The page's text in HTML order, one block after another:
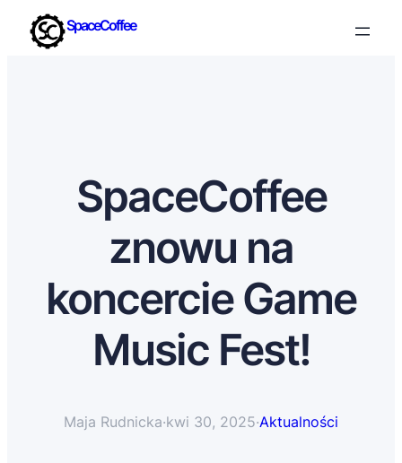
SpaceCoffee
SpaceCoffee
znowu na
koncercie Game
Music Fest!
Maja Rudnicka·kwi 30, 2025·Aktualności